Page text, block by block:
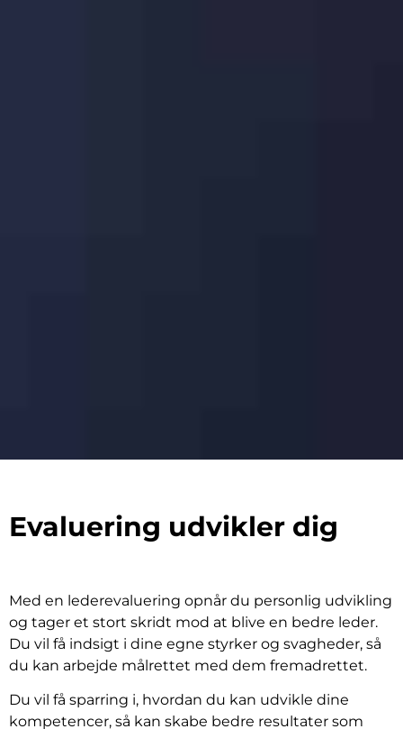
Evaluering udvikler dig
Med en lederevaluering opnår du personlig udvikling
og tager et stort skridt mod at blive en bedre leder.
Du vil få indsigt i dine egne styrker og svagheder, så
du kan arbejde målrettet med dem fremadrettet.
Du vil få sparring i, hvordan du kan udvikle dine
kompetencer, så kan skabe bedre resultater som